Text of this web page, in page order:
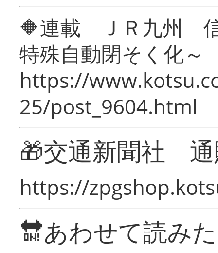
🔶連載 ＪＲ九州 信
特殊自動閉そく化～
https://
25/post_9604.html
🎁交通新聞社
https://
🔛あわせて読み